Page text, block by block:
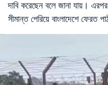
দাবি করেছেন বলে জানা যায়।
সীমান্ত পেরিয়ে বাংলাদেশে ফেরত